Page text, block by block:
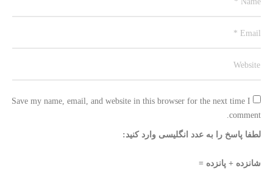
Save my name, email, and website in this browser for the next time I
comment.
لطفا پاسخ را به عدد انگلیسی وارد کنید:
شانزده + پانزده =